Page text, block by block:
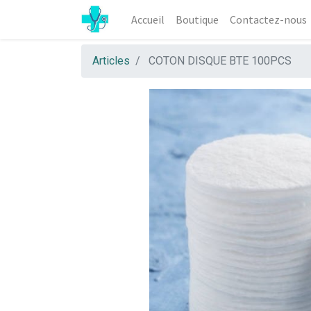
Accueil Boutique Contactez-nous
Articles COTON DISQUE BTE 100PCS